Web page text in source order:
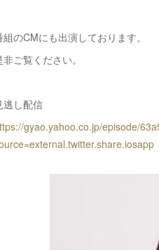
組のCMにも出演しております。
非ご覧ください。
逃し配信
gyao.yahoo.co.jp/episode/